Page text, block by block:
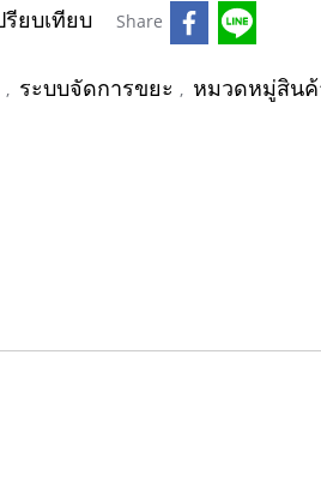
รียบเทียบ Share
, ระบบจัดการขยะ , หมวดหมู่สินค้